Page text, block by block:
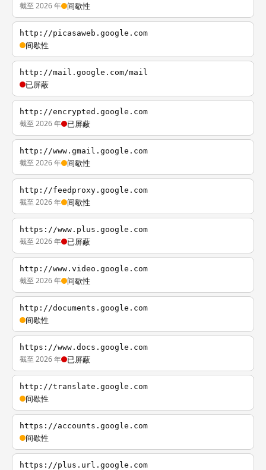
截至 2026 年 间歇性
http://picasaweb.google.com
间歇性
http://mail.google.com/mail
已屏蔽
http://encrypted.google.com
截至 2026 年 已屏蔽
http://www.gmail.google.com
截至 2026 年 间歇性
http://feedproxy.google.com
截至 2026 年 间歇性
https://www.plus.google.com
截至 2026 年 已屏蔽
http://www.video.google.com
截至 2026 年 间歇性
http://documents.google.com
间歇性
https://www.docs.google.com
截至 2026 年 已屏蔽
http://translate.google.com
间歇性
https://accounts.google.com
间歇性
https://plus.url.google.com